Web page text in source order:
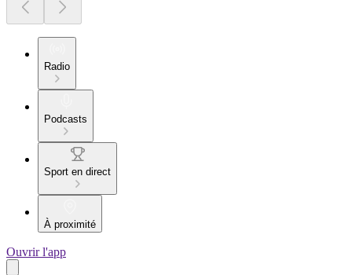
Radio
Podcasts
Sport en direct
À proximité
Ouvrir l'app